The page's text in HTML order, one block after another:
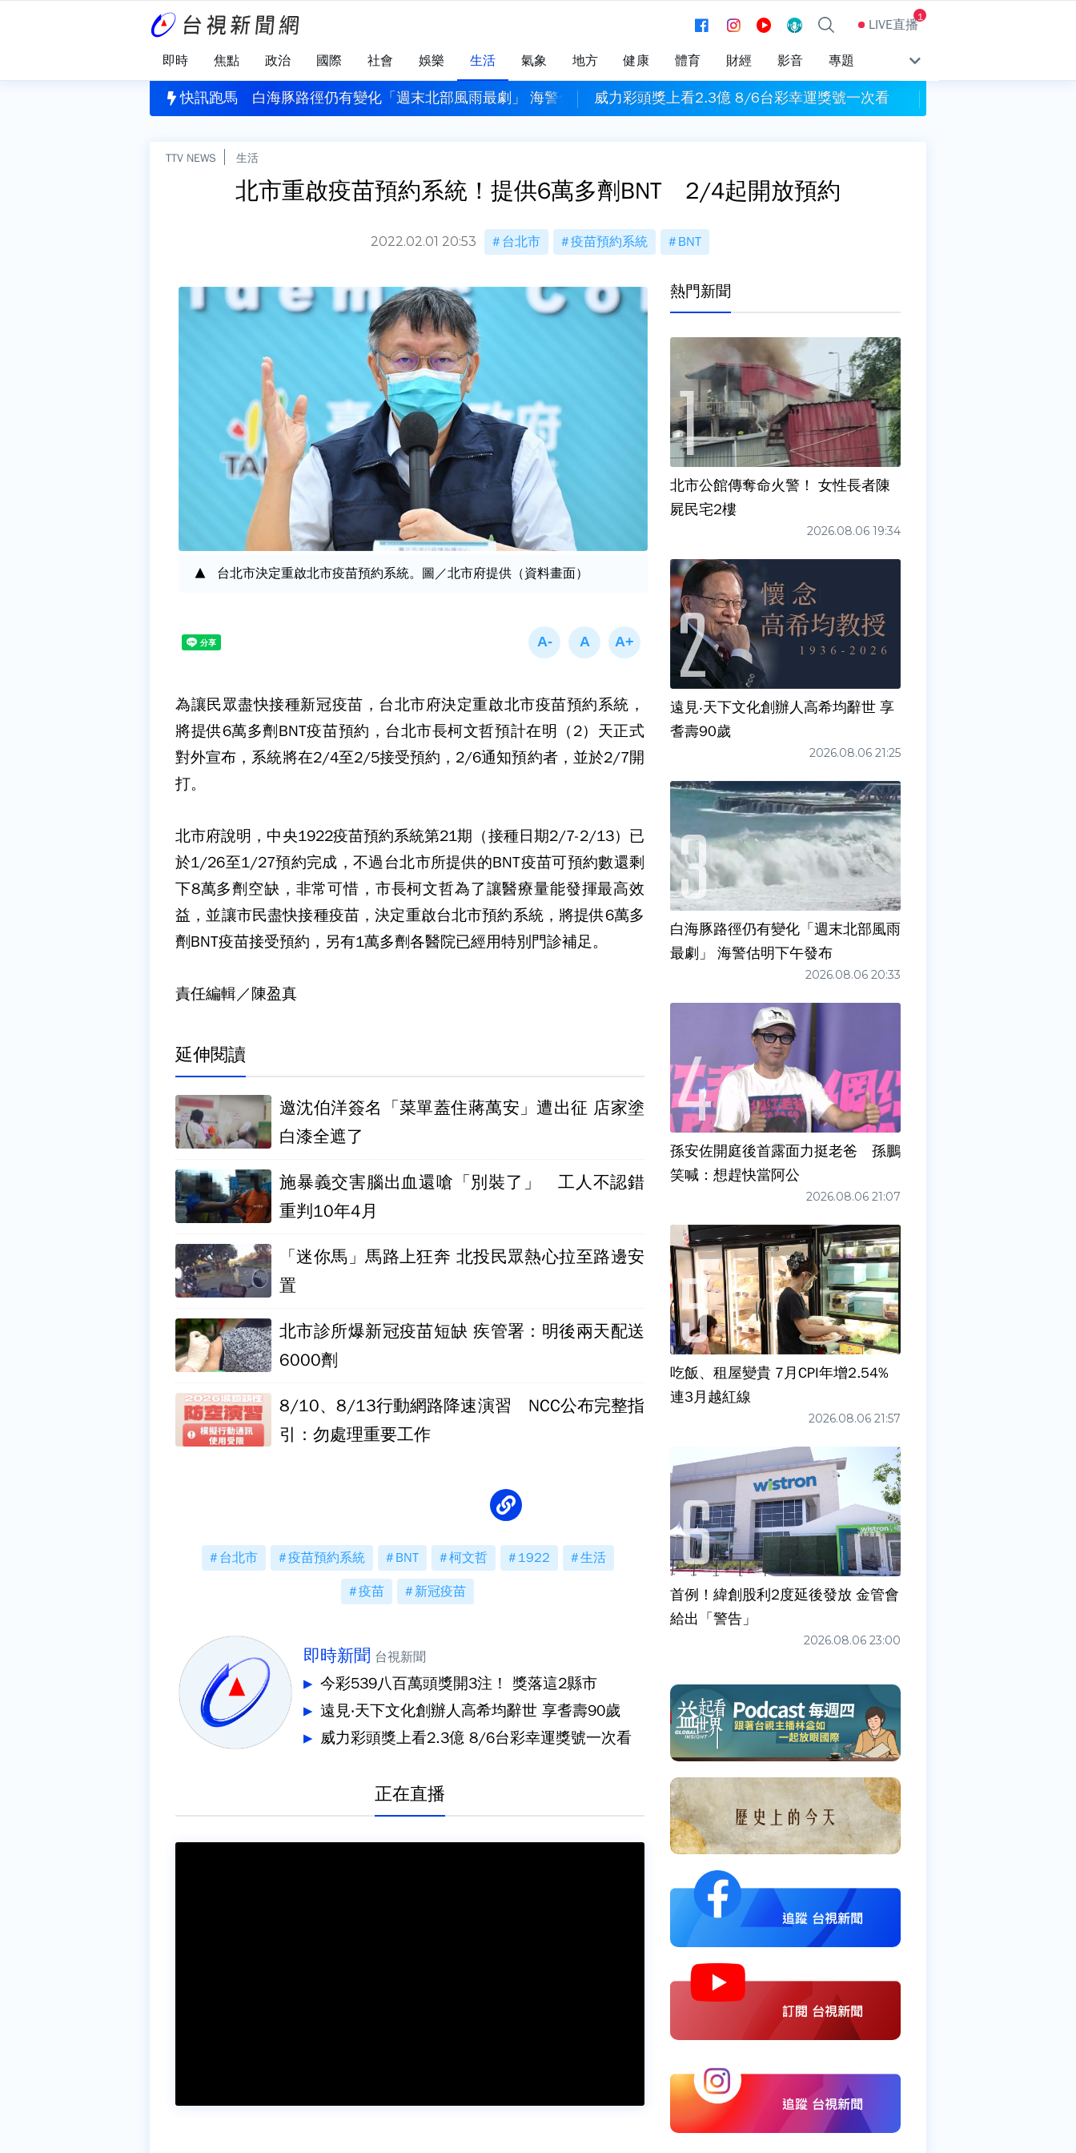
LIVE直播1
即時 焦點 政治 國際 社會 娛樂 生活 氣象 地方 健康 體育 財經 影音 專題
快訊跑馬
公視預算 黨團協商無結果全保留 白海豚路徑仍有變化「週末北部風雨最劇」 海警估明下午發布威力彩頭獎上看2.3億 8/6台彩幸運獎號一次看
TTV NEWS 生活
北市重啟疫苗預約系統！提供6萬多劑BNT 2/4起開放預約
2022.02.01 20:53 台北市 疫苗預約系統 BNT
台北市決定重啟北市疫苗預約系統。圖／北市府提供（資料畫面）
為讓民眾盡快接種新冠疫苗，台北市府決定重啟北市疫苗預約系統，
將提供6萬多劑BNT疫苗預約，台北市長柯文哲預計在明（2）天正式
對外宣布，系統將在2/4至2/5接受預約，2/6通知預約者，並於2/7開
打。
北市府說明，中央1922疫苗預約系統第21期（接種日期2/7-2/13）已
於1/26至1/27預約完成，不過台北市所提供的BNT疫苗可預約數還剩
下8萬多劑空缺，非常可惜，市長柯文哲為了讓醫療量能發揮最高效
益，並讓市民盡快接種疫苗，決定重啟台北市預約系統，將提供6萬多
劑BNT疫苗接受預約，另有1萬多劑各醫院已經用特別門診補足。
責任編輯／陳盈真
延伸閱讀
邀沈伯洋簽名「菜單蓋住蔣萬安」遭出征 店家塗
白漆全遮了
施暴義交害腦出血還嗆「別裝了」 工人不認錯
重判10年4月
「迷你馬」馬路上狂奔 北投民眾熱心拉至路邊安
置
北市診所爆新冠疫苗短缺 疾管署：明後兩天配送
6000劑
8/10、8/13行動網路降速演習 NCC公布完整指
引：勿處理重要工作
台北市 疫苗預約系統 BNT 柯文哲 1922 生活
疫苗 新冠疫苗
即時新聞 台視新聞
今彩539八百萬頭獎開3注！ 獎落這2縣市
遠見‧天下文化創辦人高希均辭世 享耆壽90歲
威力彩頭獎上看2.3億 8/6台彩幸運獎號一次看
正在直播
熱門新聞
北市公館傳奪命火警！ 女性長者陳
屍民宅2樓
2026.08.06 19:34
遠見‧天下文化創辦人高希均辭世 享
耆壽90歲
2026.08.06 21:25
白海豚路徑仍有變化「週末北部風雨
最劇」 海警估明下午發布
2026.08.06 20:33
孫安佐開庭後首露面力挺老爸 孫鵬
笑喊：想趕快當阿公
2026.08.06 21:07
吃飯、租屋變貴 7月CPI年增2.54%
連3月越紅線
2026.08.06 21:57
首例！緯創股利2度延後發放 金管會
給出「警告」
2026.08.06 23:00